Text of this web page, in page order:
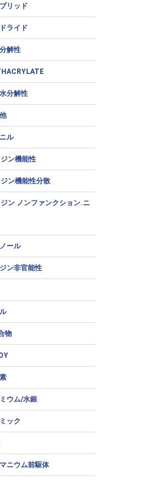
リッド
ライド
解性
分解性
ル
ン機能性
ン機能性分散
ン ノンファンクション.ニ
ール
ン非官能性
物
ウム/水銀
ック
ニウム前駆体